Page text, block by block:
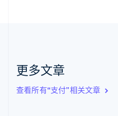
更多文章
查看所有“支付”相关文章
English
English